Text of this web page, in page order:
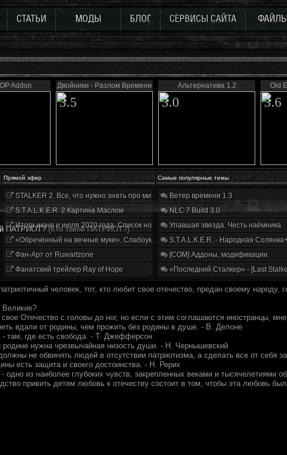
СТАТЬИ МОДЫ БЛОГ СЕРВИСЫ САЙТА
Addon Двойники - Разлом Времени
3.5
Альтернатива 1.2
3.0
Old
3.6
Прямой эфир Самые популярные темы
STALKER 2. Все, что нужно знать про мир, геймплей и сюжет | Разбор трейлера
S.T.A.L.K.E.R. 2 Картина Маслом
Итоги июня и июля 2020 года. Список нововведений
«Обречённый на вечные муки». Слабоумие и отвага
Фан-Арт от Ruwartzone
Фанатский трейлер Ray of Hope
Ветер времени 1.3
NLC 7 Build 3.0
Упавшая звезда. Честь наёмника
S.T.A.L.K.E.R. - Народная
[COM] Аддоны, модификации.
«Последний Сталкер» - [Last
ПАТРИОТ? (Кто такой ПАТРИОТ?)
человек, тот, кто любит свое отечество, предан своему народу,
Великие?
Отечество с головы до ног, но если с этим соглашаются иностранцы,
вдали от родины, чем прожить без родины в душе. - В. Делоне
- там, где есть свобода. - Т. Джефферсон
нужна чрезвычайная низость души. - Н. Чернышевский
не обвинять людей в отсутствии патриотизма, а сделать все от себя
есть защита и своего достоинства. - Н. Рерих
- одно из наиболее глубоких чувств, закрепленных веками и тысячелетиями
привить детям любовь к отечеству состоит в том, чтобы эта любовь